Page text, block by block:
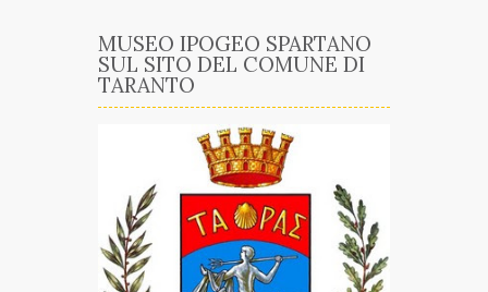
MUSEO IPOGEO SPARTANO
SUL SITO DEL COMUNE DI
TARANTO